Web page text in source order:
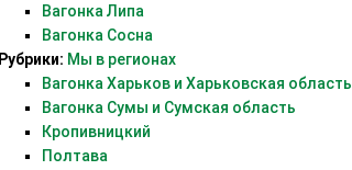
Вагонка Липа
Вагонка Сосна
Рубрики: Мы в регионах
Вагонка Харьков и Харьковская область
Вагонка Сумы и Сумская область
Кропивницкий
Полтава